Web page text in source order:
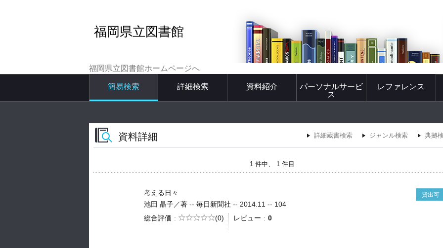
福岡県立図書館
福岡県立図書館ホームページへ
簡易検索 詳細検索 資料紹介
パーソナルサービ
ス
レファレンス
資料詳細 詳細蔵書検索 ジャンル検索 典拠
1 件中、 1 件目
考える日々 貸出可
池田 晶子／著 -- 毎日新聞社 -- 2014.11 -- 104
総合評価
5段階評価
(0) レビュー 0